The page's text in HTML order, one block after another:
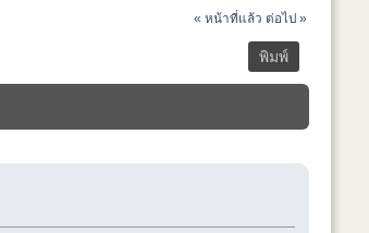
« หน้าที่แล้ว ต่อไป »
พิมพ์